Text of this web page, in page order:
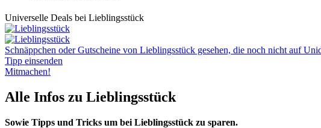
Universelle Deals bei Lieblingsstück
Schnäppchen oder Gutscheine von Lieblingsstück gesehen, die noch nicht auf
Tipp einsenden
Mitmachen!
Alle Infos zu Lieblingsstück
Sowie Tipps und Tricks um bei Lieblingsstück zu sparen.